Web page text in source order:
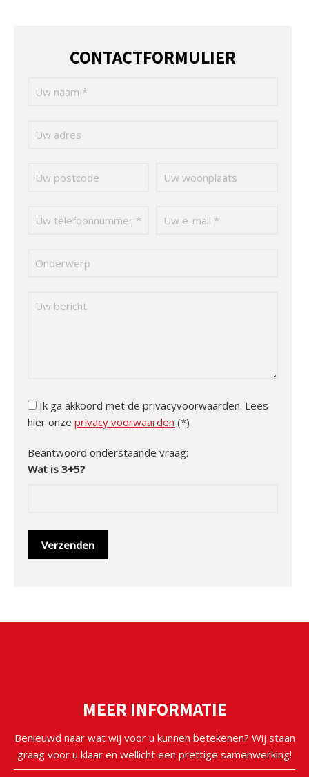
CONTACTFORMULIER
Ik ga akkoord met de privacyvoorwaarden. Lees
hier onze privacy voorwaarden (*)
Beantwoord onderstaande vraag:
Wat is 3+5?
MEER INFORMATIE
Benieuwd naar wat wij voor u kunnen betekenen? Wij staan
graag voor u klaar en wellicht een prettige samenwerking!